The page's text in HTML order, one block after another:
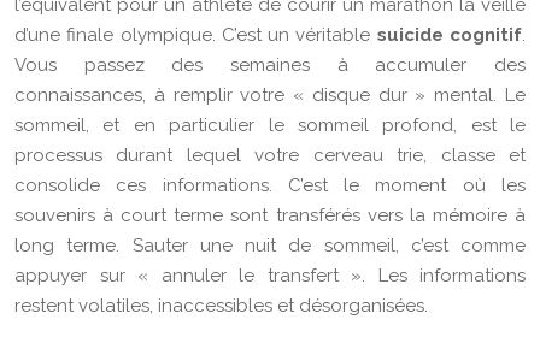
l’équivalent pour un athlète de courir un marathon la veille
d’une finale olympique. C’est un véritable suicide cognitif.
Vous passez des semaines à accumuler des
connaissances, à remplir votre « disque dur » mental. Le
sommeil, et en particulier le sommeil profond, est le
processus durant lequel votre cerveau trie, classe et
consolide ces informations. C’est le moment où les
souvenirs à court terme sont transférés vers la mémoire à
long terme. Sauter une nuit de sommeil, c’est comme
appuyer sur « annuler le transfert ». Les informations
restent volatiles, inaccessibles et désorganisées.